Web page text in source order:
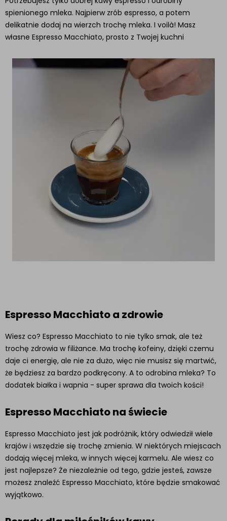
spienionego mleka. Najpierw zrób espresso, a potem
delikatnie dodaj na wierzch trochę mleka. I voilà! Masz
własne Espresso Macchiato, prosto z Twojej kuchni
Espresso Macchiato a zdrowie
Wiesz co? Espresso Macchiato to nie tylko smak, ale też
trochę zdrowia w filiżance. Ma trochę kofeiny, dzięki czemu
daje ci energię, ale nie za dużo, więc nie musisz się martwić,
że będziesz za bardzo podkręcony. A to odrobina mleka? To
dodatek białka i wapnia - super sprawa dla twoich kości!
Espresso Macchiato na świecie
Espresso Macchiato jest jak podróżnik, który odwiedził wiele
krajów i wszędzie się trochę zmienia. W niektórych miejscach
dodają więcej mleka, w innych więcej karmelu. Ale wiesz co
jest najlepsze? Że niezależnie od tego, gdzie jesteś, zawsze
możesz znaleźć Espresso Macchiato, które będzie smakować
wyjątkowo.